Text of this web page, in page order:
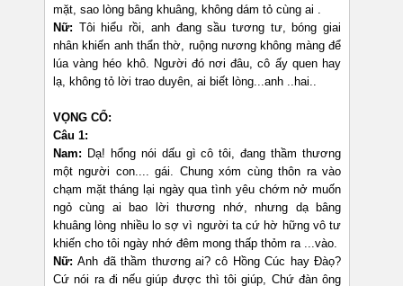
mặt, sao lòng bâng khuâng, không dám tỏ cùng ai .
Nữ: Tôi hiểu rồi, anh đang sầu tương tư, bóng giai
nhân khiến anh thẩn thờ, ruộng nương không màng để
lúa vàng héo khô. Người đó nơi đâu, cô ấy quen hay
lạ, không tỏ lời trao duyên, ai biết lòng...anh ..hai..
VỌNG CỔ:
Câu 1:
Nam: Dạ! hổng nói dấu gì cô tôi, đang thầm thương
một người con.... gái. Chung xóm cùng thôn ra vào
chạm mặt tháng lại ngày qua tình yêu chớm nở muốn
ngỏ cùng ai bao lời thương nhớ, nhưng dạ bâng
khuâng lòng nhiều lo sợ vì người ta cứ hờ hững vô tư
khiến cho tôi ngày nhớ đêm mong thấp thỏm ra ...vào.
Nữ: Anh đã thầm thương ai? cô Hồng Cúc hay Đàọ?
Cứ nói ra đi nếu giúp được thì tôi giúp, Chứ đàn ông